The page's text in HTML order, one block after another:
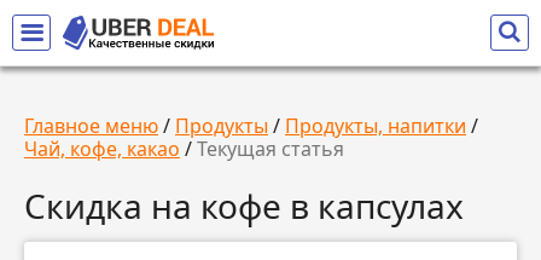
Главное меню/ Продукты / Продукты, напитки /
Чай, кофе, какао /Текущая статья
Скидка на кофе в капсулах